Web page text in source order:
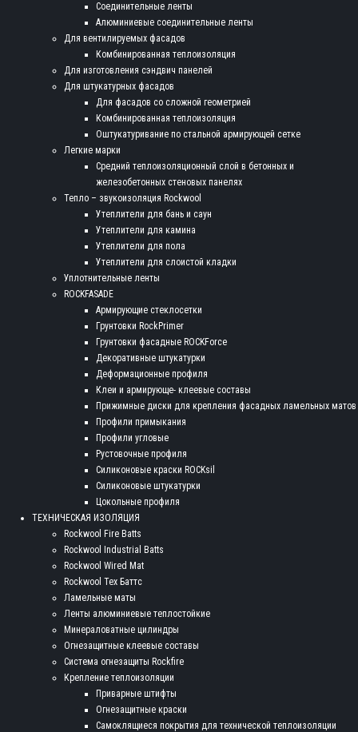
Соединительные ленты
Алюминиевые соединительные ленты
Для вентилируемых фасадов
Комбинированная теплоизоляция
Для изготовления сэндвич панелей
Для штукатурных фасадов
Для фасадов со сложной геометрией
Комбинированная теплоизоляция
Оштукатуривание по стальной армирующей сетке
Легкие марки
Средний теплоизоляционный слой в бетонных и
железобетонных стеновых панелях
Тепло – звукоизоляция Rockwool
Утеплители для бань и саун
Утеплители для камина
Утеплители для пола
Утеплители для слоистой кладки
Уплотнительные ленты
ROCKFASADE
Армирующие стеклосетки
Грунтовки RockPrimer
Грунтовки фасадные ROCKForce
Декоративные штукатурки
Деформационные профиля
Клеи и армирующе- клеевые составы
Прижимные диски для крепления фасадных ламельных матов
Профили примыкания
Профили угловые
Рустовочные профиля
Силиконовые краски ROCKsil
Силиконовые штукатурки
Цокольные профиля
ТЕХНИЧЕСКАЯ ИЗОЛЯЦИЯ
Rockwool Fire Batts
Rockwool Industrial Batts
Rockwool Wired Mat
Rockwool Тех Баттс
Ламельные маты
Ленты алюминиевые теплостойкие
Минераловатные цилиндры
Огнезащитные клеевые составы
Система огнезащиты Rockfire
Крепление теплоизоляции
Приварные штифты
Огнезащитные краски
Самоклящиеся покрытия для технической теплоизоляции